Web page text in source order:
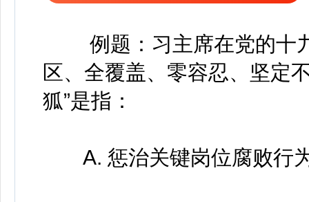
例题：习主席在党的十
区、全覆盖、零容忍、坚定
狐”是指：
A. 惩治关键岗位腐败行